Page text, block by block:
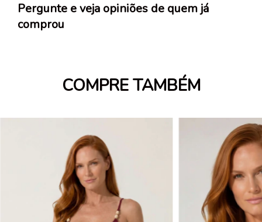
Pergunte e veja opiniões de quem já
comprou
COMPRE TAMBÉM